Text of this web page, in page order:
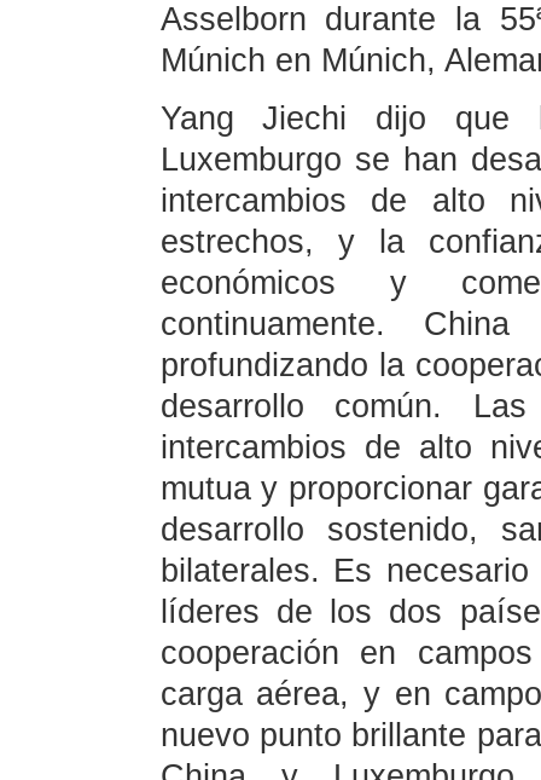
Asselborn durante la
Múnich en Múnich,
Yang Jiechi dijo que
Luxemburgo se han
intercambios de alto
estrechos, y la
económicos y
continuamente.
profundizando la
desarrollo común.
intercambios de alto
mutua y proporcionar
desarrollo sostenido,
bilaterales. Es
líderes de los dos
cooperación en
carga aérea, y en
nuevo punto brillante